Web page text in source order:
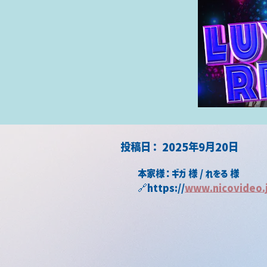
2025年9月20日
​投稿日：
本家様：ギガ 様 / れをる 様
🔗https://